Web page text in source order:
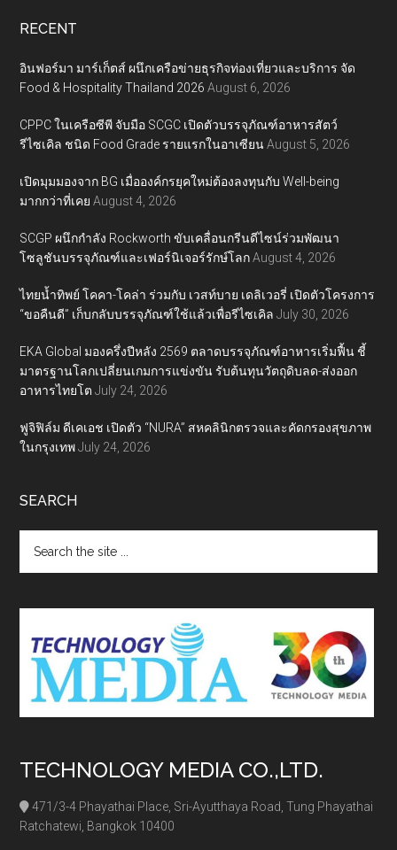
RECENT
อินฟอร์มา มาร์เก็ตส์ ผนึกเครือข่ายธุรกิจท่องเที่ยวและบริการ จัด
Food & Hospitality Thailand 2026 August 6, 2026
CPPC ในเครือซีพี จับมือ SCGC เปิดตัวบรรจุภัณฑ์อาหารสัตว์
รีไซเคิล ชนิด Food Grade รายแรกในอาเซียน August 5, 2026
เปิดมุมมองจาก BG เมื่อองค์กรยุคใหม่ต้องลงทุนกับ Well-being
มากกว่าที่เคย August 4, 2026
SCGP ผนึกกำลัง Rockworth ขับเคลื่อนกรีนดีไซน์ร่วมพัฒนา
โซลูชันบรรจุภัณฑ์และเฟอร์นิเจอร์รักษ์โลก August 4, 2026
ไทยน้ำทิพย์ โคคา-โคล่า ร่วมกับ เวสท์บาย เดลิเวอรี่ เปิดตัวโครงการ
“ขอคืนดี” เก็บกลับบรรจุภัณฑ์ใช้แล้วเพื่อรีไซเคิล July 30, 2026
EKA Global มองครึ่งปีหลัง 2569 ตลาดบรรจุภัณฑ์อาหารเริ่มฟื้น ชี้
มาตรฐานโลกเปลี่ยนเกมการแข่งขัน รับต้นทุนวัตถุดิบลด-ส่งออก
อาหารไทยโต July 24, 2026
ฟูจิฟิล์ม ดีเคเอช เปิดตัว “NURA” สหคลินิกตรวจและคัดกรองสุขภาพ
ในกรุงเทพ July 24, 2026
SEARCH
the
TECHNOLOGY MEDIA CO.,LTD.
471/3-4 Phayathai Place, Sri-Ayutthaya Road, Tung Phayathai
Ratchatewi, Bangkok 10400